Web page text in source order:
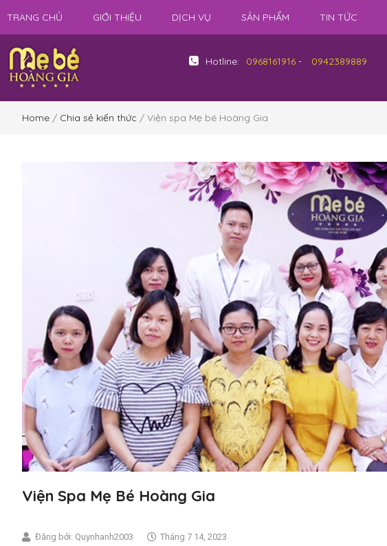
TRANG CHỦ GIỚI THIỆU DỊCH VỤ SẢN PHẨM TIN TỨC
Hotline: 0968161916- 0942389889
Home / Chia sẻ kiến thức / Viện spa Mẹ bé Hoàng Gia
Viện Spa Mẹ Bé Hoàng Gia
Đăng bởi: Quynhanh2003 Tháng 7 14, 2023